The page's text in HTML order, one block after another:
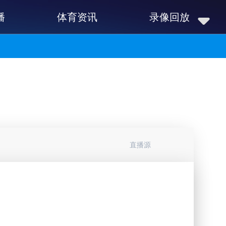
体育资讯 录像回放
直播源